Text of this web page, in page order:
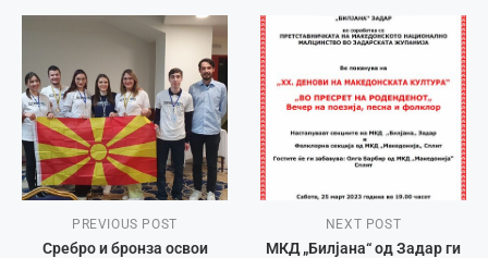
PREVIOUS POST
Сребро и бронза освои
NEXT POST
МКД „Билјана“ од Задар ги